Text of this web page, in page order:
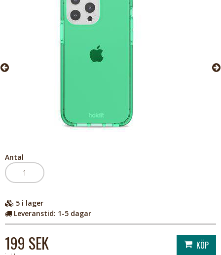
Antal
5 i lager
Leveranstid: 1-5 dagar
199 SEK